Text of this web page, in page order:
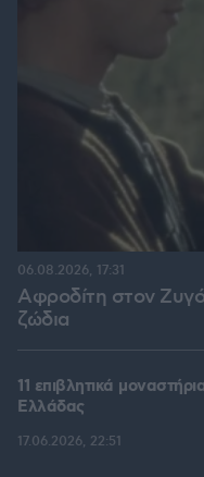
Αφροδίτη στον
ζώδια
06.08.2026, 17:31
11 επιβλητικά
Ελλάδας
17.06.2026, 22:51